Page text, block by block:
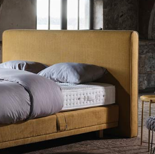
de producten
en omgeving